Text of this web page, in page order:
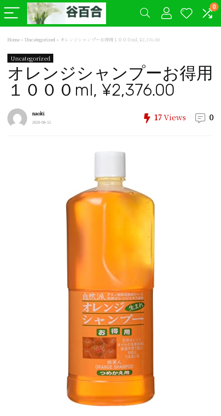
0
Home » Uncategorized » オレンジシャンプーお得用１０００ml, ¥2,376.00
Uncategorized
オレンジシャンプーお得用
１０００ml, ¥2,376.00
naoki
2020-08-11 17Views 0